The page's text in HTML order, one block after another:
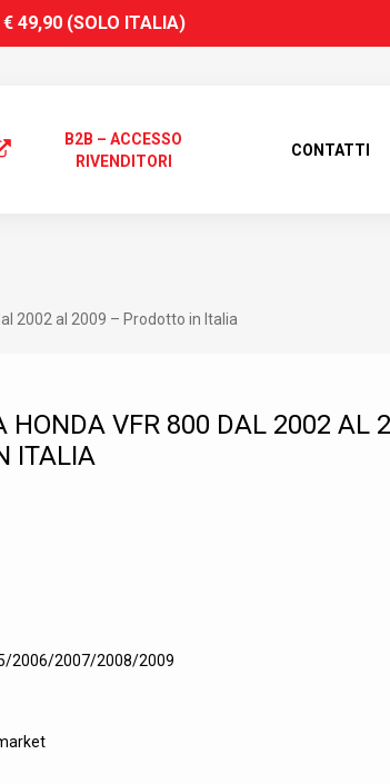
€ 49,90 (SOLO ITALIA)
B2B – ACCESSO
RIVENDITORI
CONTATTI
2002 al 2009 – Prodotto in Italia
HONDA VFR 800 DAL 2002 AL
ITALIA
2006/2007/2008/2009